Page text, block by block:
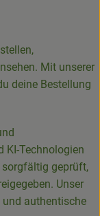
Mit unserer
deine Bestellung
KI-Technologien
sorgfältig geprüft,
Unser
authentische